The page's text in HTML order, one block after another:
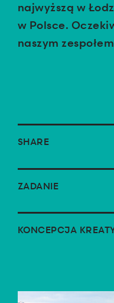
najwyższą w
w Polsce.
naszym
SHARE
ZADANIE
KONCEPCJA